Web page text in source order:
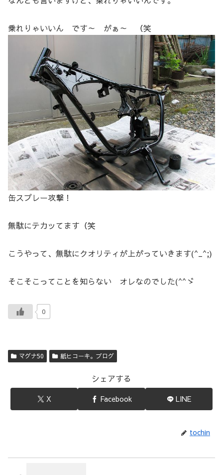
乗れりゃいいん です～ がぁ～ （笑
缶スプレー攻撃！
無駄にテカッてます（笑
こうやって、無駄にクオリティが上がっていきます(^_^;)
そこそこってことを知らない オレなのでした(^^ゞ
0
マグナ50 紙ヒコーキ。ブログ
シェアする
X Facebook LINE
tochin